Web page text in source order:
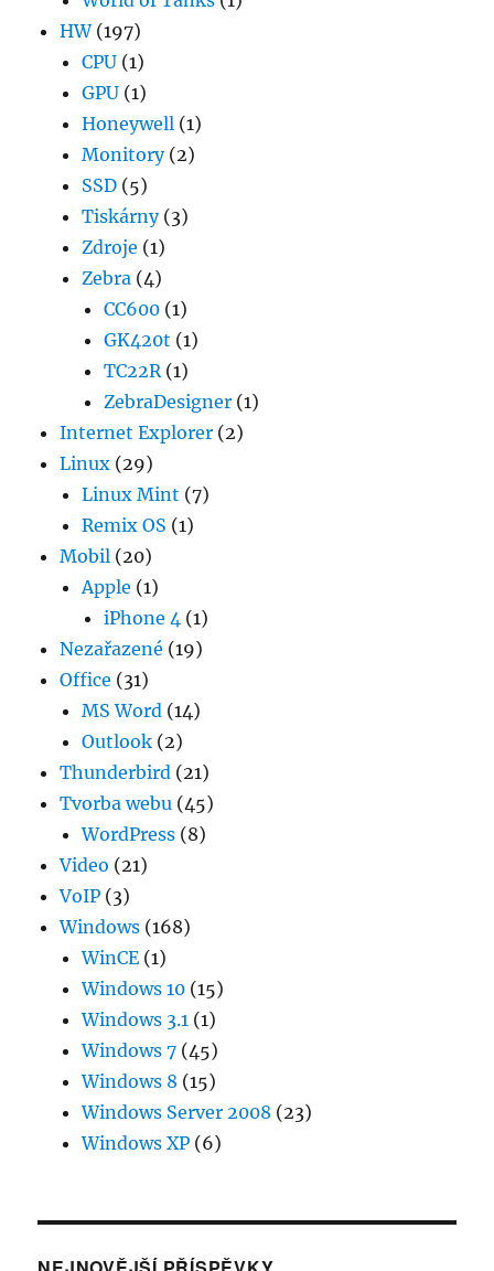
HW(197)
CPU (1)
GPU (1)
Honeywell (1)
Monitory(2)
SSD (5)
Tiskárny(3)
Zdroje (1)
Zebra (4)
CC600 (1)
GK420t (1)
TC22R(1)
ZebraDesigner (1)
Internet Explorer (2)
Linux (29)
Linux Mint (7)
Remix OS (1)
Mobil (20)
Apple (1)
iPhone 4 (1)
Nezařazené (19)
Office (31)
MS Word (14)
Outlook (2)
Thunderbird (21)
Tvorba webu (45)
WordPress (8)
Video (21)
VoIP (3)
Windows (168)
WinCE (1)
Windows 10 (15)
Windows 3.1 (1)
Windows 7 (45)
Windows 8 (15)
Windows Server 2008 (23)
Windows XP (6)